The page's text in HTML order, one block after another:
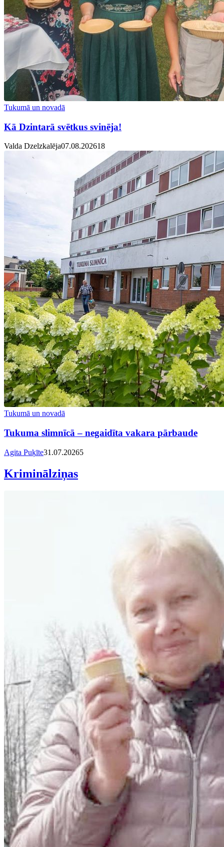
Tukumā un novadā
Kā Dzintarā svētkus svinēja!
Valda Dzelzkalēja07.08.202618
Tukumā un novadā
Tukuma slimnīcā – negaidīta vakara pārbaude
Agita Puķīte31.07.20265
Kriminālziņas